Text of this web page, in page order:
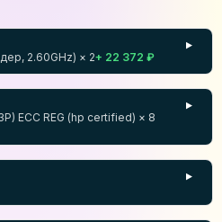
2.60GHz) × 2+ 22 372 ₽
▼
ECC REG (hp certified) × 8
▼
▼